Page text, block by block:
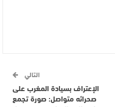
التالي
الإعتراف بسيادة المغرب على
صحرائه متواصل: صورة تجمع